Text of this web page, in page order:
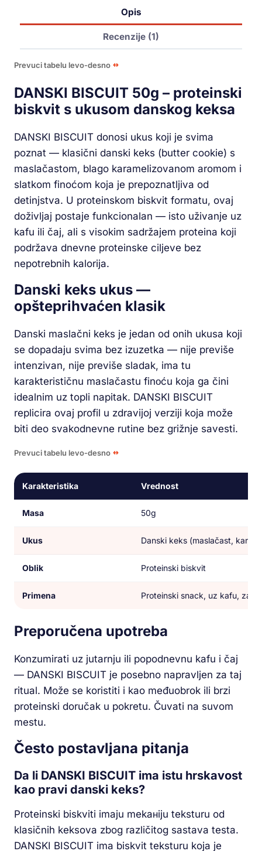
Opis
Recenzije (1)
Prevuci tabelu levo-desno
DANSKI BISCUIT 50g – proteinski
biskvit s ukusom danskog keksa
DANSKI BISCUIT donosi ukus koji je svima
poznat — klasični danski keks (butter cookie) s
maslačastom, blago karamelizovanom aromom i
slatkom finoćom koja je prepoznatljiva od
detinjstva. U proteinskom biskvit formatu, ovaj
doživljaj postaje funkcionalan — isto uživanje uz
kafu ili čaj, ali s visokim sadržajem proteina koji
podržava dnevne proteinske ciljeve bez
nepotrebnih kalorija.
Danski keks ukus —
opšteprihvaćen klasik
Danski maslačni keks je jedan od onih ukusa koji
se dopadaju svima bez izuzetka — nije previše
intenzivan, nije previše sladak, ima tu
karakterističnu maslačastu finоću koja ga čini
idealnim uz topli napitak. DANSKI BISCUIT
replicira ovaj profil u zdravijoj verziji koja može
biti deo svakodnevne rutine bez grižnje savesti.
Prevuci tabelu levo-desno
Karakteristika Vrednost
Masa 50g
Ukus Danski keks (maslačast,
Oblik Proteinski biskvit
Primena Proteinski snack, uz kafu,
Preporučena upotreba
Konzumirati uz jutarnju ili popodnevnu kafu i čaj
— DANSKI BISCUIT je posebno napravljen za taj
ritual. Može se koristiti i kao međuobrok ili brzi
proteinski doručak u pokretu. Čuvati na suvom
mestu.
Često postavljana pitanja
Da li DANSKI BISCUIT ima istu hrskavost
kao pravi danski keks?
Proteinski biskviti imaju mekaнiju teksturu od
klasičnih keksova zbog različitog sastava testa.
DANSKI BISCUIT ima biskvit teksturu koja je